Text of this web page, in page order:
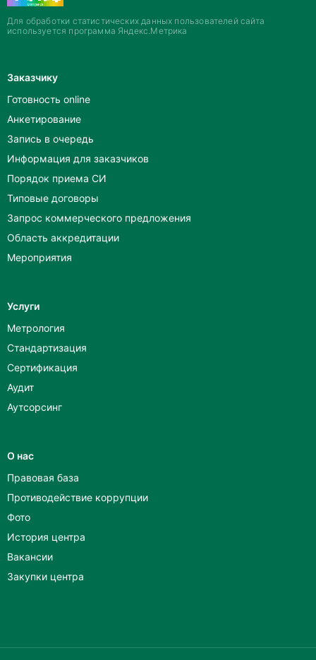
Для обработки статистических данных пользователей сайта
используется программа Яндекс.Метрика
Заказчику
Готовность online
Анкетирование
Запись в очередь
Информация для заказчиков
Порядок приема СИ
Типовые договоры
Запрос коммерческого предложения
Область аккредитации
Мероприятия
Услуги
Метрология
Стандартизация
Сертификация
Аудит
Аутсорсинг
О нас
Правовая база
Противодействие коррупции
Фото
История центра
Вакансии
Закупки центра